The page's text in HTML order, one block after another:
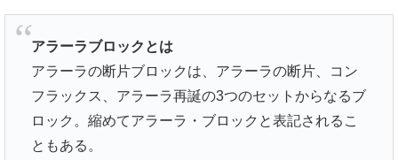
アラーラブロックとは
アラーラの断片ブロックは、アラーラの断片、コン
フラックス、アラーラ再誕の3つのセットからなるブ
ロック。縮めてアラーラ・ブロックと表記されるこ
ともある。